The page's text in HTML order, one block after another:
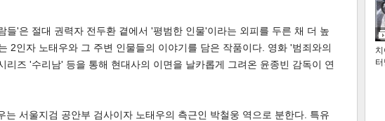
들'은 절대 권력자 전두환 곁에서 '평범한 인물'이라는 외피를 두른 채 더 높
2인자 노태우와 그 주변 인물들의 이야기를 담은 작품이다. 영화 '범죄와의
리즈 '수리남' 등을 통해 현대사의 이면을 날카롭게 그려온 윤종빈 감독이 연
는 서울지검 공안부 검사이자 노태우의 측근인 박철웅 역으로 분한다. 특유